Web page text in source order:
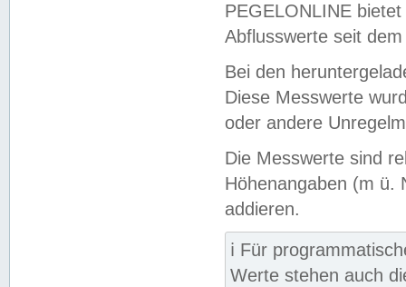
PEGELONLINE
Abflusswerte seit
Bei den
Diese Messwerte
oder andere
Die Messwerte sind
Höhenangaben (m ü.
addieren.
ℹ️ Für
Werte stehen auch